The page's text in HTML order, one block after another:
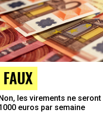
FAUX
les virements ne
euros par semaine